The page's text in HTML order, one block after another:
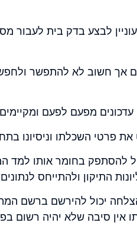
לבצע בדק בית לעבור
אך חשוב לא להתפשר
מפעם לפעם ומקיימים
פרטי השכלתו וניסיונו
להסתפק בחומר אותו
התיקון ולהתייחס
יכול להירשם ברשם
אין סיבה שלא יהיה רשום